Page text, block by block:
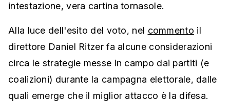
intestazione, vera cartina tornasole.
Alla luce dell'esito del voto, nel commento il
direttore Daniel Ritzer fa alcune considerazioni
circa le strategie messe in campo dai partiti (e
coalizioni) durante la campagna elettorale, dalle
quali emerge che il miglior attacco è la difesa.